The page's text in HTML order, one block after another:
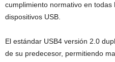
cumplimiento normativo en
dispositivos USB.
El estándar USB4 versión 2.0
de su predecesor, permitiendo